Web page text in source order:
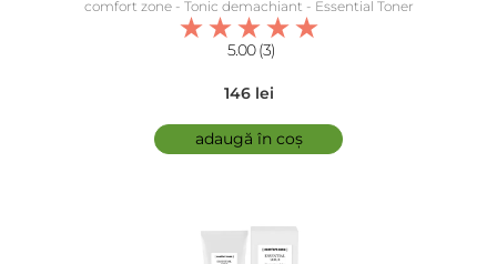
comfort zone - Tonic demachiant - Essential Toner
5.00 (3)
146 lei
adaugă în coș